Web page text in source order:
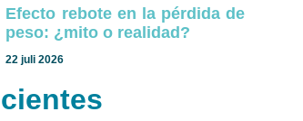
Efecto rebote en la pérdida de
peso: ¿mito o realidad?
22 juli 2026